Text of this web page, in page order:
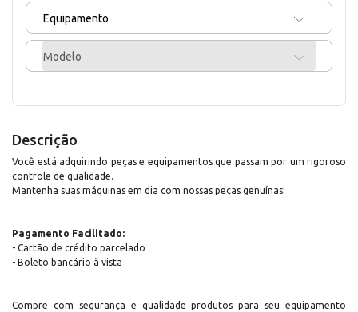
Equipamento
Modelo
Descrição
Você está adquirindo peças e equipamentos que passam por um rigoroso
controle de qualidade.
Mantenha suas máquinas em dia com nossas peças genuínas!
Pagamento Facilitado:
- Cartão de crédito parcelado
- Boleto bancário à vista
Compre com segurança e qualidade produtos para seu equipamento